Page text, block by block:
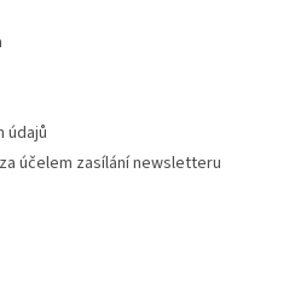
údajů
účelem zasílání newsletteru